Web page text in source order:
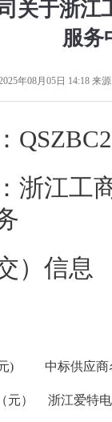
关于浙江
服务
年08月05日 14:18 来
浙江工
）信息
) 中标供应商
元） 浙江爱特